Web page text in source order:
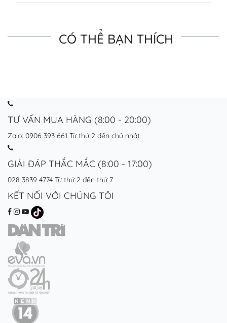
CÓ THỂ BẠN THÍCH
TƯ VẤN MUA HÀNG (8:00 - 20:00)
Zalo: 0906 393 661 Từ thứ 2 đến chủ nhật
GIẢI ĐÁP THẮC MẮC (8:00 - 17:00)
028 3839 4774 Từ thứ 2 đến thứ 7
KẾT NỐI VỚI CHÚNG TÔI